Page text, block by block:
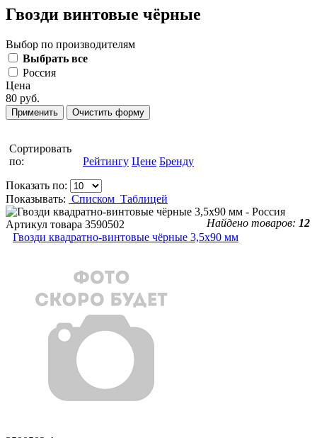
Гвозди винтовые чёрные
Выбор по производителям
Выбрать все
Россия
Цена
80 руб.
Сортировать
по:
Рейтингу Цене Бренду
Показать по:
Показывать: Списком Таблицей
Найдено товаров: 12
Артикул товара 3590502
Гвозди квадратно-винтовые чёрные 3,5х90 мм